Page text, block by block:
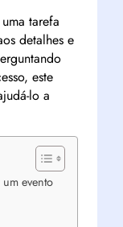
tarefa
detalhes e
este
lo a
evento